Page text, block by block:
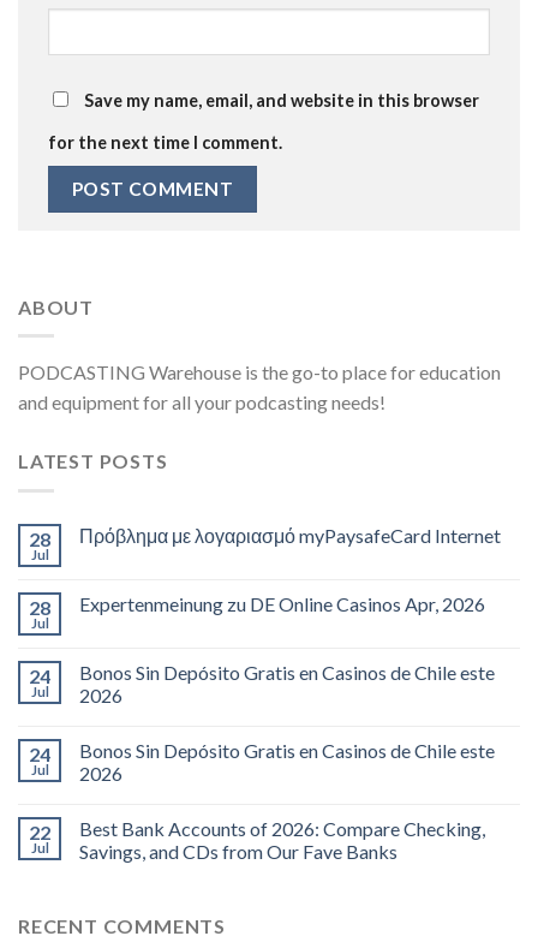
Save my name, email, and website in this browser
for the next time I comment.
ABOUT
PODCASTING Warehouse is the go-to place for education
and equipment for all your podcasting needs!
LATEST POSTS
28
Jul
Πρόβλημα με λογαριασμό myPaysafeCard Internet
28
Jul
Expertenmeinung zu DE Online Casinos Apr, 2026
24
Jul
Bonos Sin Depósito Gratis en Casinos de Chile este
2026
24
Jul
Bonos Sin Depósito Gratis en Casinos de Chile este
2026
22
Jul
Best Bank Accounts of 2026: Compare Checking,
Savings, and CDs from Our Fave Banks
RECENT COMMENTS